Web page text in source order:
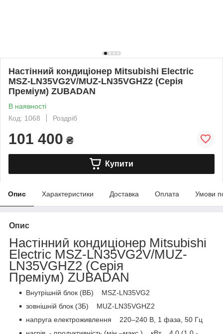
Настінний кондиціонер Mitsubishi Electric
MSZ-LN35VG2V/MUZ-LN35VGHZ2 (Серія
Преміум) ZUBADAN
В наявності
Код: 1068
Роздріб
101 400 ₴
Купити
Опис Характеристики Доставка Оплата Умови
Опис
Настінний кондиціонер Mitsubishi
Electric MSZ-LN35VG2V/MUZ-
LN35VGHZ2 (Серія
Преміум) ZUBADAN
Внутрішній блок (ВБ) MSZ-LN35VG2
зовнішній блок (ЗБ) MUZ-LN35VGHZ2
напруга електроживлення 220–240 B, 1 фаза, 50 Гц